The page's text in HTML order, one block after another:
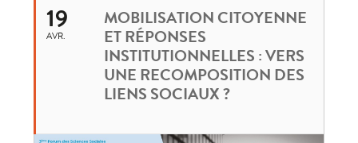
19
AVR.
MOBILISATION CITOYENNE
ET RÉPONSES
INSTITUTIONNELLES : VERS
UNE RECOMPOSITION DES
LIENS SOCIAUX ?